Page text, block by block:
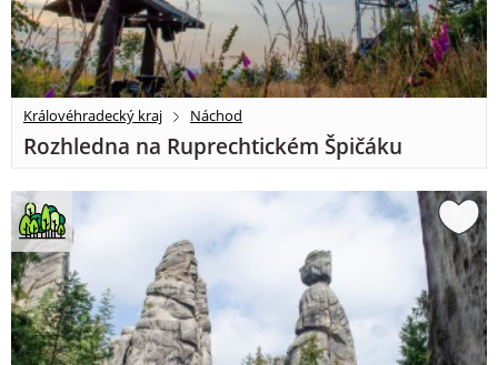
Královéhradecký kraj Náchod
Rozhledna na Ruprechtickém Špičáku